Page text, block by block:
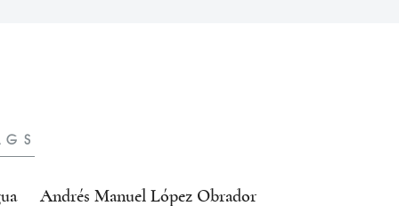
Andrés Manuel López Obrador